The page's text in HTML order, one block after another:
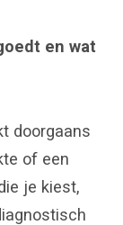
en wat
doorgaans
of een
je kiest,